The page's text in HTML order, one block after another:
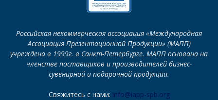
Российская некоммерческая ассоциация «Международная
Ассоциация Презентационной Продукции» (МАПП)
учреждена в 1999г. в Санкт-Петербурге. МАПП основана на
членстве поставщиков и производителей бизнес-
сувенирной и подарочной продукции.
Свяжитесь с нами: info@iapp-spb.org